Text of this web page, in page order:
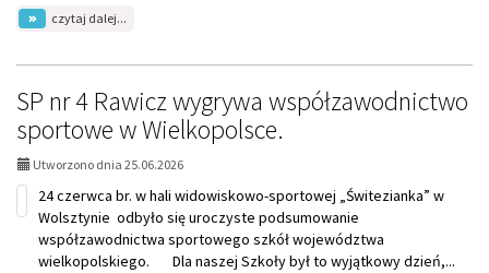
czytaj dalej...
zakończenie
roku
szkolnego
SP nr 4 Rawicz wygrywa współzawodnictwo
sportowe w Wielkopolsce.
Utworzono dnia 25.06.2026
24 czerwca br. w hali widowiskowo-sportowej „Świtezianka” w
Wolsztynie odbyło się uroczyste podsumowanie
współzawodnictwa sportowego szkół województwa
wielkopolskiego. Dla naszej Szkoły był to wyjątkowy dzień,...